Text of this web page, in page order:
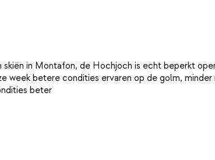
in Montafon, de Hochjoch is echt beperkt
week betere condities ervaren op de golm,